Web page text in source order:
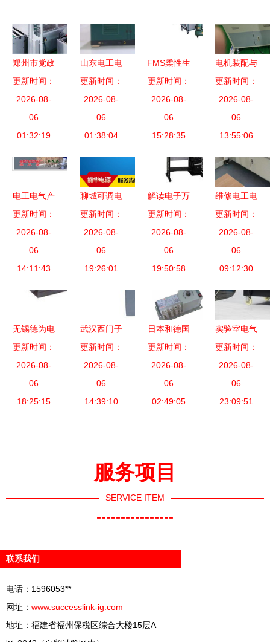
郑州市党政
考察团莅临
森源集团参
观考察电气
设备产业
更新时间：
2026-08-
06
01:32:19
山东电工电
气2021年
55项新产品
发布 电气
设备领域的
更新时间：
2026-08-
06
01:38:04
FMS柔性生
产制造实训
系统 机电
一体化与电
气设备的深
更新时间：
2026-08-
06
15:28:35
电机装配与
运行检测实
训考核装置
在电气设备
教学中的应
更新时间：
2026-08-
06
13:55:06
电工电气产
品列表第20
页 | 化工设
备网电气设
备汇总
更新时间：
2026-08-
06
14:11:43
聊城可调电
解电源
2020推荐
品牌
更新时间：
2026-08-
06
19:26:01
解读电子万
能试验机与
万能试验机
选购指南
电气设备可
保障
更新时间：
2026-08-
06
19:50:58
维修电工电
气控制技能
实训考核装
置的建设与
应用
更新时间：
2026-08-
06
09:12:30
无锡德为电
气自动化设
备 其他电
子产品制造
设备产品列
更新时间：
2026-08-
06
18:25:15
武汉西门子
电气设备
PLC产品列
表与选型指
南
更新时间：
2026-08-
06
14:39:10
日本和德国
的失算 万
字级小设备
沦为“温州
批发”——
更新时间：
2026-08-
06
02:49:05
实验室电气
设备应用中
的8千瓦柴
油发电机选
型与配置指
更新时间：
2026-08-
06
23:09:51
服务项目
SERVICE ITEM
----------------
联系我们
电话：1596053**
网址： www.successlink-ig.com
地址：福建省福州保税区综合大楼15层A